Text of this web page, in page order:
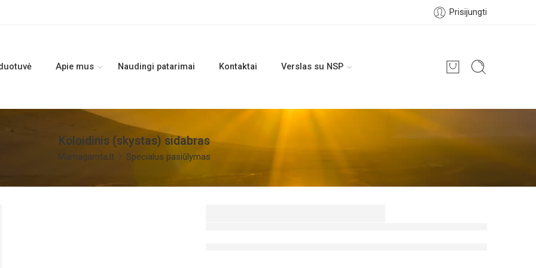
Prisijungti
Apie mus Naudingi patarimai Kontaktai Verslas su NSP
Koloidinis (skystas) sidabras
Mamagamta.lt Specialus pasiūlymas